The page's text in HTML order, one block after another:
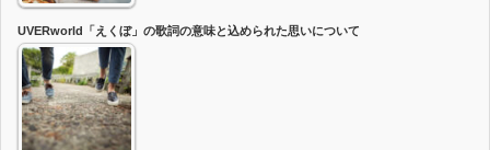
UVERworld「えくぼ」の歌詞の意味と込められた思いについて